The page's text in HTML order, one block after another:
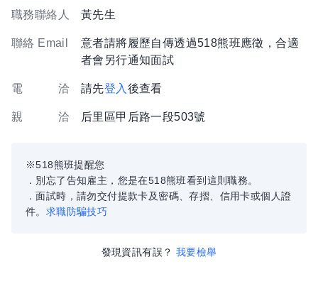
職務聯絡人 黃先生
聯絡 Email
意者請將履歷自傳透過518熊班應徵，合適
者會另行通知面試
電 洽 請先登入 後查看
親 洽 后里區甲后路一段503號
※518熊班提醒您
．別忘了告知雇主，您是在518熊班看到這則職務。
．面試時，請勿交付提款卡及密碼、存摺、信用卡或個人證
件。 求職防騙技巧
發現資訊有誤？ 我要檢舉